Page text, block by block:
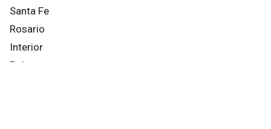
Santa Fe
Rosario
Interior
País